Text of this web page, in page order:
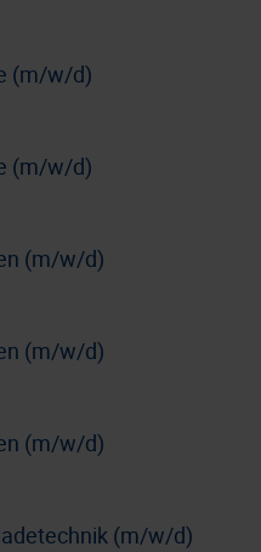
(m/w/d)
(m/w/d)
(m/w/d)
(m/w/d)
(m/w/d)
(m/w/d)